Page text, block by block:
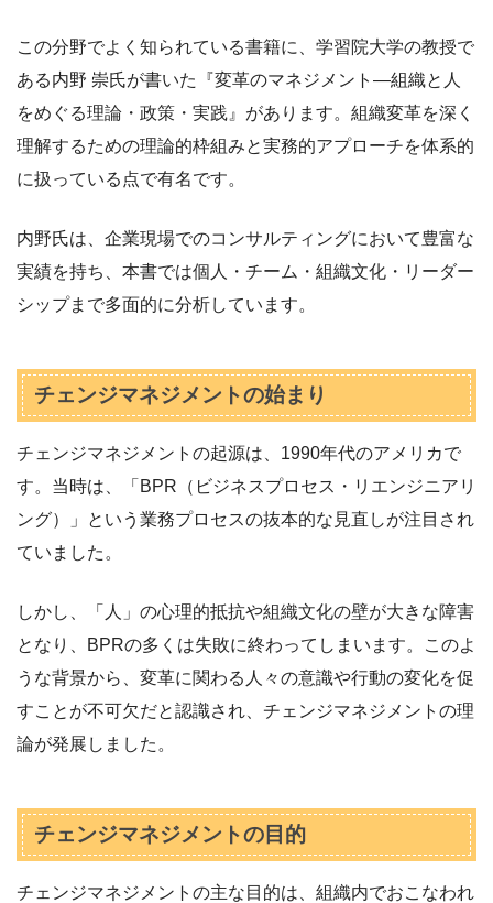
この分野でよく知られている書籍に、学習院大学の教授で
ある内野 崇氏が書いた『変革のマネジメント―組織と人
をめぐる理論・政策・実践』があります。組織変革を深く
理解するための理論的枠組みと実務的アプローチを体系的
に扱っている点で有名です。
内野氏は、企業現場でのコンサルティングにおいて豊富な
実績を持ち、本書では個人・チーム・組織文化・リーダー
シップまで多面的に分析しています。
チェンジマネジメントの始まり
チェンジマネジメントの起源は、1990年代のアメリカで
す。当時は、「BPR（ビジネスプロセス・リエンジニアリ
ング）」という業務プロセスの抜本的な見直しが注目され
ていました。
しかし、「人」の心理的抵抗や組織文化の壁が大きな障害
となり、BPRの多くは失敗に終わってしまいます。このよ
うな背景から、変革に関わる人々の意識や行動の変化を促
すことが不可欠だと認識され、チェンジマネジメントの理
論が発展しました。
チェンジマネジメントの目的
チェンジマネジメントの主な目的は、組織内でおこなわれ